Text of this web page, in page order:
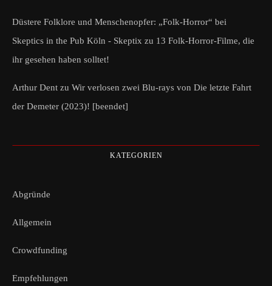
Düstere Folklore und Menschenopfer: „Folk-Horror“ bei
Skeptics in the Pub Köln - Skeptix zu 13 Folk-Horror-Filme, die
ihr gesehen haben solltet!
Arthur Dent zu Wir verlosen zwei Blu-rays von Die letzte Fahrt
der Demeter (2023)! [beendet]
KATEGORIEN
Abgründe
Allgemein
Crowdfunding
Empfehlungen